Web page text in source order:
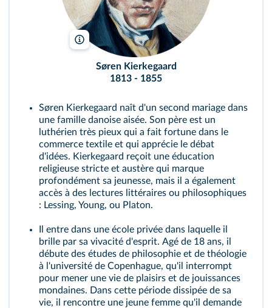
Fonollosa/AIC/Bridgeman
Søren Kierkegaard
1813 - 1855
Søren Kierkegaard naît d'un second mariage dans
une famille danoise aisée. Son père est un
luthérien très pieux qui a fait fortune dans le
commerce textile et qui apprécie le débat
d'idées. Kierkegaard reçoit une éducation
religieuse stricte et austère qui marque
profondément sa jeunesse, mais il a également
accès à des lectures littéraires ou philosophiques
: Lessing, Young, ou Platon.
Il entre dans une école privée dans laquelle il
brille par sa vivacité d'esprit. Agé de 18 ans, il
débute des études de philosophie et de théologie
à l'université de Copenhague, qu'il interrompt
pour mener une vie de plaisirs et de jouissances
mondaines. Dans cette période dissipée de sa
vie, il rencontre une jeune femme qu'il demande